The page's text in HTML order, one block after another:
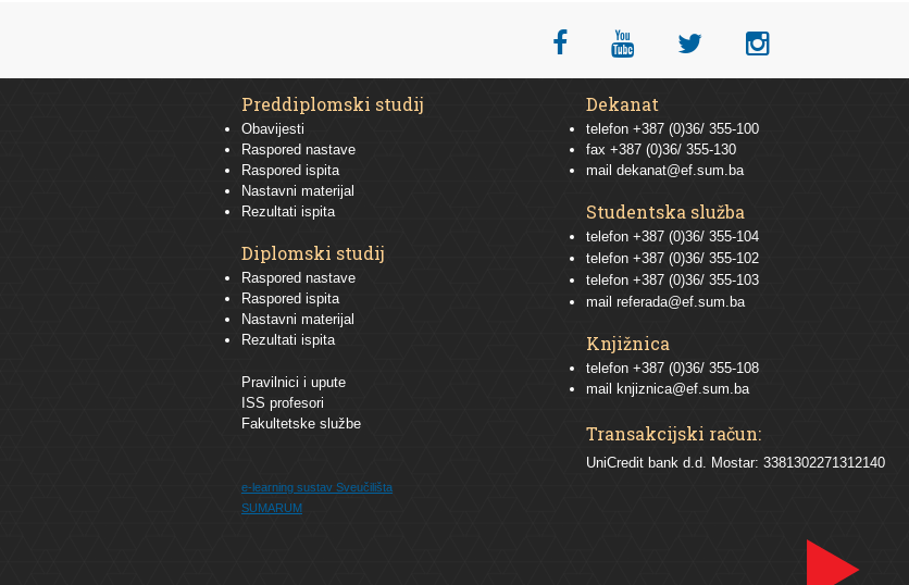
Preddiplomski studij
Obavijesti
Raspored nastave
Raspored ispita
Nastavni materijal
Rezultati ispita
Diplomski studij
Raspored nastave
Raspored ispita
Nastavni materijal
Rezultati ispita
Pravilnici i upute
ISS profesori
Fakultetske službe
e-learning sustav Sveučilišta
SUMARUM
Dekanat
telefon +387 (0)36/ 355-100
fax +387 (0)36/ 355-130
mail dekanat@ef.sum.ba
Studentska služba
telefon +387 (0)36/ 355-104
telefon +387 (0)36/ 355-102
telefon +387 (0)36/ 355-103
mail referada@ef.sum.ba
Knjižnica
telefon +387 (0)36/ 355-108
mail
knjiznica@ef.sum.ba
Transakcijski račun:
UniCredit bank d.d. Mostar: 3381302271312140